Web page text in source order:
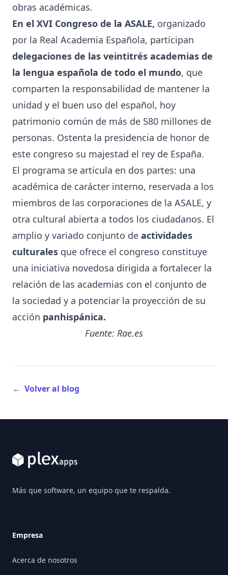
obras académicas.
En el XVI Congreso de la ASALE, organizado
por la Real Academia Española, participan
delegaciones de las veintitrés academias de
la lengua española de todo el mundo, que
comparten la responsabilidad de mantener la
unidad y el buen uso del español, hoy
patrimonio común de más de 580 millones de
personas. Ostenta la presidencia de honor de
este congreso su majestad el rey de España.
El programa se articula en dos partes: una
académica de carácter interno, reservada a los
miembros de las corporaciones de la ASALE, y
otra cultural abierta a todos los ciudadanos. El
amplio y variado conjunto de actividades
culturales que ofrece el congreso constituye
una iniciativa novedosa dirigida a fortalecer la
relación de las academias con el conjunto de
la sociedad y a potenciar la proyección de su
acción panhispánica.
Fuente: Rae.es
← Volver al blog
Más que software, un equipo que te respalda.
Empresa
Acerca de nosotros